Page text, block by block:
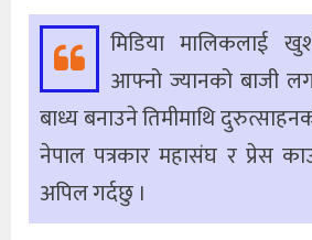
मिडिया मालिकलाई
आफ्नो ज्यानको बाजी
बाध्य बनाउने तिमीमाथि
नेपाल पत्रकार महासंघ र प्रेस
अपिल गर्दछु ।